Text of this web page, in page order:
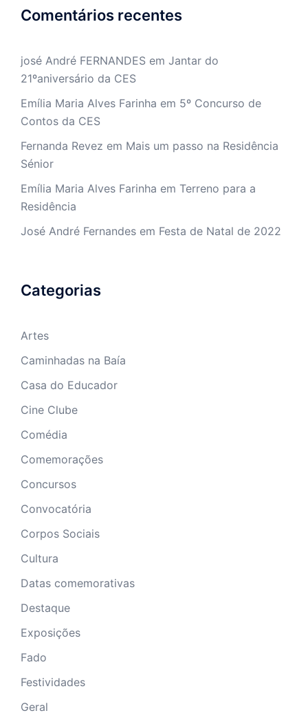
Comentários recentes
josé André FERNANDES em Jantar do
21ºaniversário da CES
Emília Maria Alves Farinha em 5º Concurso de
Contos da CES
Fernanda Revez em Mais um passo na Residência
Sénior
Emília Maria Alves Farinha em Terreno para a
Residência
José André Fernandes em Festa de Natal de 2022
Categorias
Artes
Caminhadas na Baía
Casa do Educador
Cine Clube
Comédia
Comemorações
Concursos
Convocatória
Corpos Sociais
Cultura
Datas comemorativas
Destaque
Exposições
Fado
Festividades
Geral